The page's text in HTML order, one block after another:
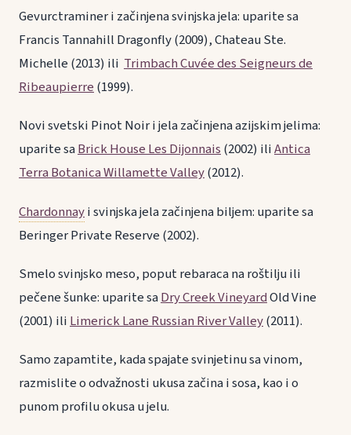
Gevurctraminer i začinjena svinjska jela: uparite sa
Francis Tannahill Dragonfly (2009), Chateau Ste.
Michelle (2013) ili Trimbach Cuvée des Seigneurs de
Ribeaupierre(1999).
Novi svetski Pinot Noir i jela začinjena azijskim jelima:
uparite saBrick House Les Dijonnais(2002) iliAntica
Terra Botanica Willamette Valley(2012).
Chardonnayi svinjska jela začinjena biljem: uparite sa
Beringer Private Reserve (2002).
Smelo svinjsko meso, poput rebaraca na roštilju ili
pečene šunke: uparite saDry Creek VineyardOld Vine
(2001) ili Limerick Lane Russian River Valley(2011).
Samo zapamtite, kada spajate svinjetinu sa vinom,
razmislite o odvažnosti ukusa začina i sosa, kao i o
punom profilu okusa u jelu.